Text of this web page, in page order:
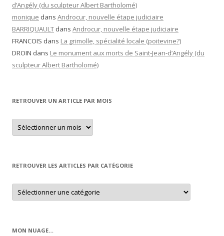
d’Angély (du sculpteur Albert Bartholomé)
monique dans Androcur, nouvelle étape judiciaire
BARRIQUAULT dans Androcur, nouvelle étape judiciaire
FRANCOIS dans La grimolle, spécialité locale (poitevine?)
DROIN dans Le monument aux morts de Saint-Jean-d’Angély (du
sculpteur Albert Bartholomé)
RETROUVER UN ARTICLE PAR MOIS
Retrouver
un
article
RETROUVER LES ARTICLES PAR CATÉGORIE
Retrouver
les
articles
MON NUAGE…